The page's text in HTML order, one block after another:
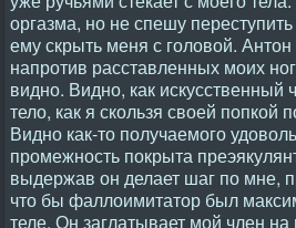
оргазма, но не спешу переступить
ему скрыть меня с головой. Антон
напротив расставленных моих
видно. Видно, как искусственный
тело, как я скользя своей попкой
Видно как-то получаемого
промежность покрыта
выдержав он делает шаг по мне,
что бы фаллоимитатор был
теле. Он заглатывает мой член